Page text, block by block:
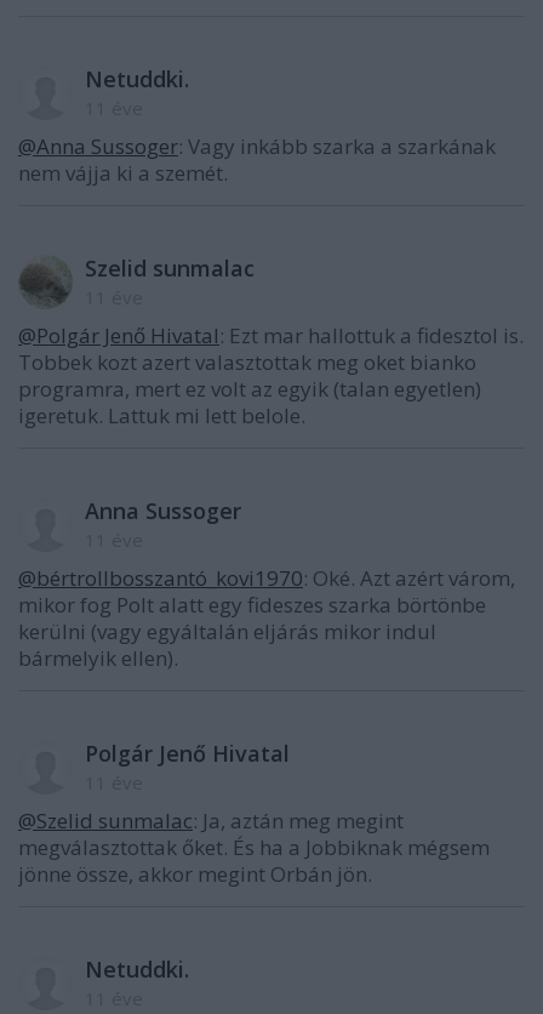
Netuddki.
@Anna Sussoger: Vagy inkább szarka a szarkának
nem vájja ki a szemét.
Szelid sunmalac
@Polgár Jenő Hivatal: Ezt mar hallottuk a fidesztol is.
Tobbek kozt azert valasztottak meg oket bianko
programra, mert ez volt az egyik (talan egyetlen)
igeretuk. Lattuk mi lett belole.
Anna Sussoger
@bértrollbosszantó_kovi1970: Oké. Azt azért várom,
mikor fog Polt alatt egy fideszes szarka börtönbe
kerülni (vagy egyáltalán eljárás mikor indul
bármelyik ellen).
Polgár Jenő Hivatal
@Szelid sunmalac: Ja, aztán meg megint
megválasztottak őket. És ha a Jobbiknak mégsem
jönne össze, akkor megint Orbán jön.
Netuddki.